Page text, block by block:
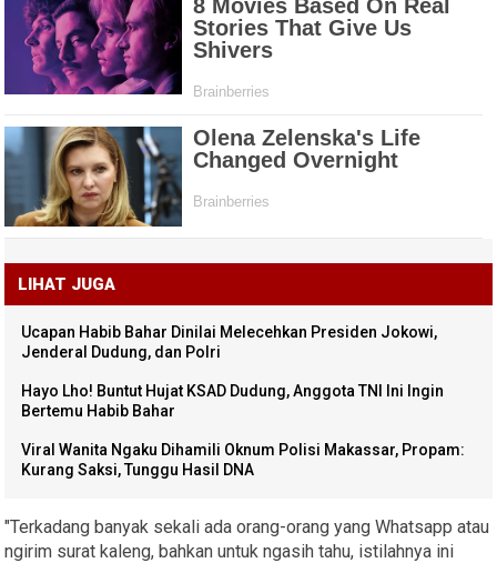
LIHAT JUGA
Ucapan Habib Bahar Dinilai Melecehkan Presiden Jokowi,
Jenderal Dudung, dan Polri
Hayo Lho! Buntut Hujat KSAD Dudung, Anggota TNI Ini Ingin
Bertemu Habib Bahar
Viral Wanita Ngaku Dihamili Oknum Polisi Makassar, Propam:
Kurang Saksi, Tunggu Hasil DNA
"Terkadang banyak sekali ada orang-orang yang Whatsapp atau
ngirim surat kaleng, bahkan untuk ngasih tahu, istilahnya ini